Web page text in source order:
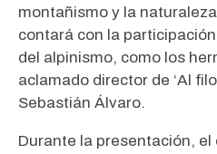
montañismo y la
contará con la
del alpinismo, como los
aclamado director de ‘Al
Sebastián Álvaro.
Durante la presentación,